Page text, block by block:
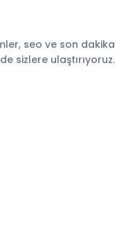
seo ve son dakika
sizlere ulaştırıyoruz.